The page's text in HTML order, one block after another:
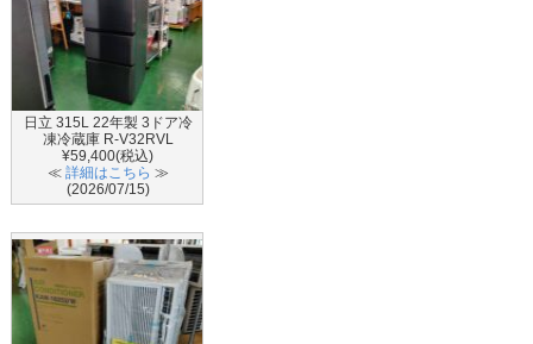
日立 315L 22年製 3ドア冷
凍冷蔵庫 R-V32RVL
¥59,400(税込)
≪ 詳細はこちら ≫
(2026/07/15)